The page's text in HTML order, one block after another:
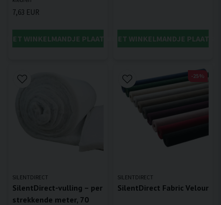
7,63 EUR
HET WINKELMANDJE PLAATSENIN HET WINKELMANDJE
SILENTDIRECT
SilentDirect-vulling – per
strekkende meter, 70
SILENTDIRECT
SilentDirect Fabric Velour
-25%